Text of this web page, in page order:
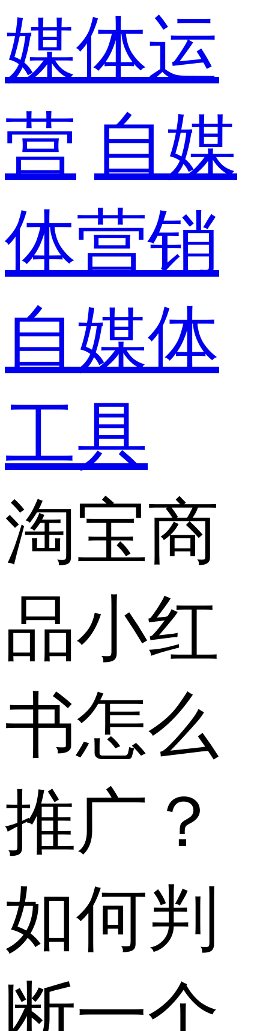
媒体运
营 自媒
体营销
自媒体
工具
淘宝商
品小红
书怎么
推广？
如何判